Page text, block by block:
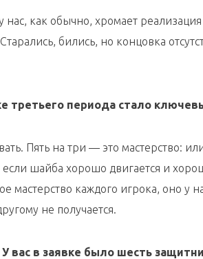
как обычно, хромает реализация
бились, но концовка
третьего периода стало
Пять на три — это мастерство:
шайба хорошо двигается и
мастерство каждого игрока, оно у
не получается.
в заявке было шесть